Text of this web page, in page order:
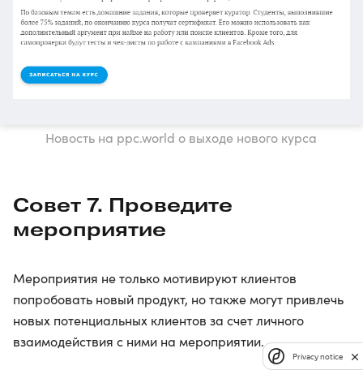
Новость на ppc.world о выходе нового курса
Совет 7. Проведите
мероприятие
Мероприятия не только мотивируют клиентов
попробовать новый продукт, но также могут привлечь
новых потенциальных клиентов за счет личного
взаимодействия с ними на мероприятии.
Privacy notice